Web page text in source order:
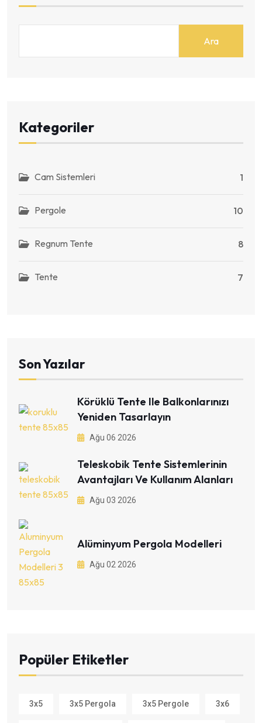
Ara
Kategoriler
Cam Sistemleri 1
Pergole 10
Regnum Tente 8
Tente 7
Son Yazılar
Körüklü Tente Ile Balkonlarınızı
Yeniden Tasarlayın
Ağu 06 2026
Teleskobik Tente Sistemlerinin
Avantajları Ve Kullanım Alanları
Ağu 03 2026
Alüminyum Pergola Modelleri
Ağu 02 2026
Popüler Etiketler
3x5 3x5 Pergola 3x5 Pergole 3x6